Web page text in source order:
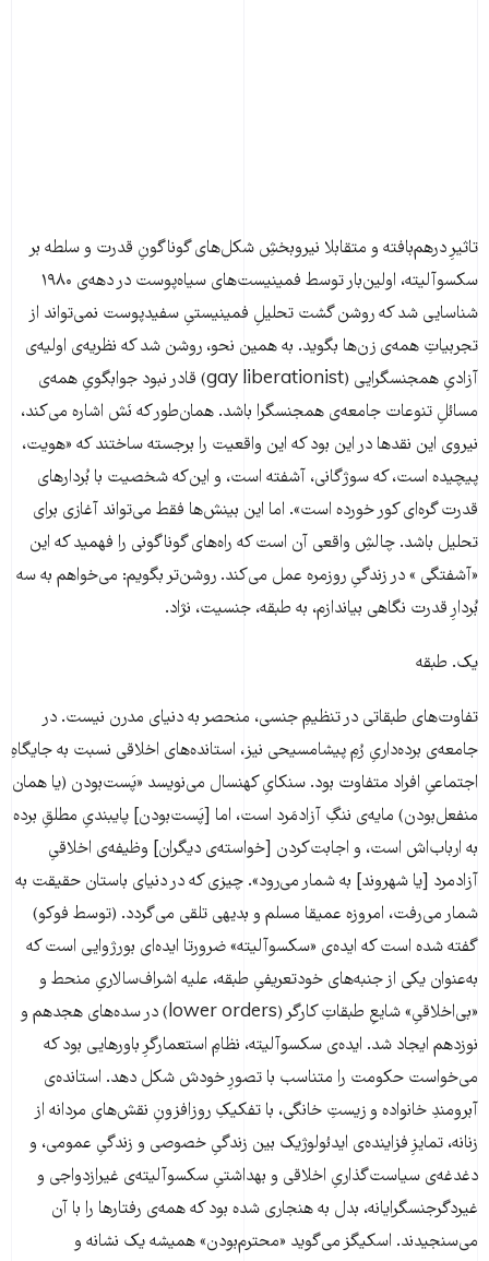
تاثیرِ درهم‌بافته و متقابلا نیروبخشِ شکل‌های گوناگونِ قدرت و سلطه بر
سکسوآلیته، اولین‌بار توسط فمینیست‌های سیاه‌پوست در دهه‌ی ۱۹۸۰
شناسایی شد که روشن گشت تحلیلِ فمینیستیِ سفیدپوست نمی‌تواند از
تجربیاتِ همه‌ی زن‌ها بگوید. به همین نحو، روشن شد که نظریه‌ی اولیه‌ی
آزادیِ همجنسگرایی (gay liberationist) قادر نبود جوابگویِ همه‌ی
مسائلِ تنوعات جامعه‌ی همجنسگرا باشد. همان‌طور که نَش اشاره می‌کند،
نیروی این نقدها در این بود که این واقعیت را برجسته ساختند که «هویت،
پیچیده است، که سوژگانی، آشفته است، و این‌که شخصیت با بُردارهای
قدرت گره‌ای کور خورده است». اما این بینش‌ها فقط می‌تواند آغازی برای
تحلیل باشد. چالشِ واقعی آن است که راه‌های گوناگونی را فهمید که این
«آشفتگی » در زندگیِ روزمره عمل می‌کند. روشن‌تر بگویم: می‌خواهم به سه
بُردارِ قدرت نگاهی بیاندازم، به طبقه، جنسیت، نژاد.
یک. طبقه
تفاوت‌های طبقاتی در تنظیمِ جنسی، منحصر به دنیای مدرن نیست. در
جامعه‌ی برده‌داریِ رُمِ پیشامسیحی نیز، استانده‌های اخلاقی نسبت به جایگاهِ
اجتماعیِ افراد متفاوت بود. سنکایِ کهنسال می‌نویسد «پَست‌بودن (یا همان
منفعل‌بودن) مایه‌ی ننگِ آزادمَرد است، اما [پَست‌بودن] پایبندیِ مطلقِ برده
به ارباب‌اش است، و اجابت‌کردن [خواسته‌ی دیگران] وظیفه‌ی اخلاقیِ
آزادمرد [یا شهروند] به شمار می‌رود». چیزی که در دنیای باستان حقیقت به
شمار می‌رفت، امروزه عمیقا مسلم و بدیهی تلقی می‌گردد. (توسط فوکو)
گفته شده است که ایده‌ی «سکسوآلیته» ضرورتا ایده‌ای بورژوایی است که
به‌عنوان یکی از جنبه‌های خودتعریفیِ طبقه، علیه اشراف‌سالاریِ منحط و
«بی‌اخلاقیِ» شایعِ طبقاتِ کارگر (lower orders) در سده‌های هجدهم و
نوزدهم ایجاد شد. ایده‌ی سکسوآلیته، نظامِ استعمارگرِ باورهایی بود که
می‌خواست حکومت را متناسب با تصورِ خودش شکل دهد. استانده‌ی
آبرومندِ خانواده و زیستِ خانگی، با تفکیکِ روزافزونِ نقش‌های مردانه از
زنانه، تمایزِ فزاینده‌ی ایدئولوژیک بین زندگیِ خصوصی و زندگیِ عمومی، و
دغدغه‌ی سیاست‌گذاریِ اخلاقی و بهداشتیِ سکسوآلیته‌ی غیرازدواجی و
غیردگرجنسگرایانه، بدل به هنجاری شده بود که همه‌ی رفتارها را با آن
می‌سنجیدند. اسکیگز می‌گوید «محترم‌بودن» همیشه یک نشانه و